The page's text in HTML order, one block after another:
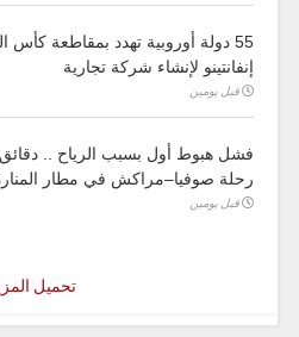
55 دولة أوروبية تهدد بمقاطعة
إنفانتينو لإنشاء شركة تجارية
قبل يومين
فشل هبوط أول بسبب الرياح ..
رحلة صوفيا–مراكش في مطار
قبل يومين
تحميل